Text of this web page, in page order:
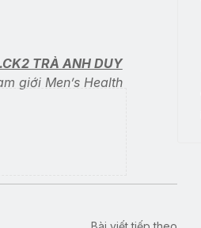
TRÀ ANH DUY
giới Men’s Health